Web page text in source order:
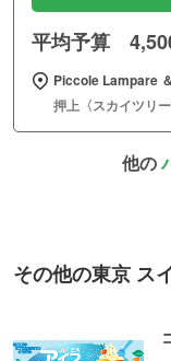
平均予算
Piccole Lampare
押上〈スカイツリ
他の
その他の東京 ス